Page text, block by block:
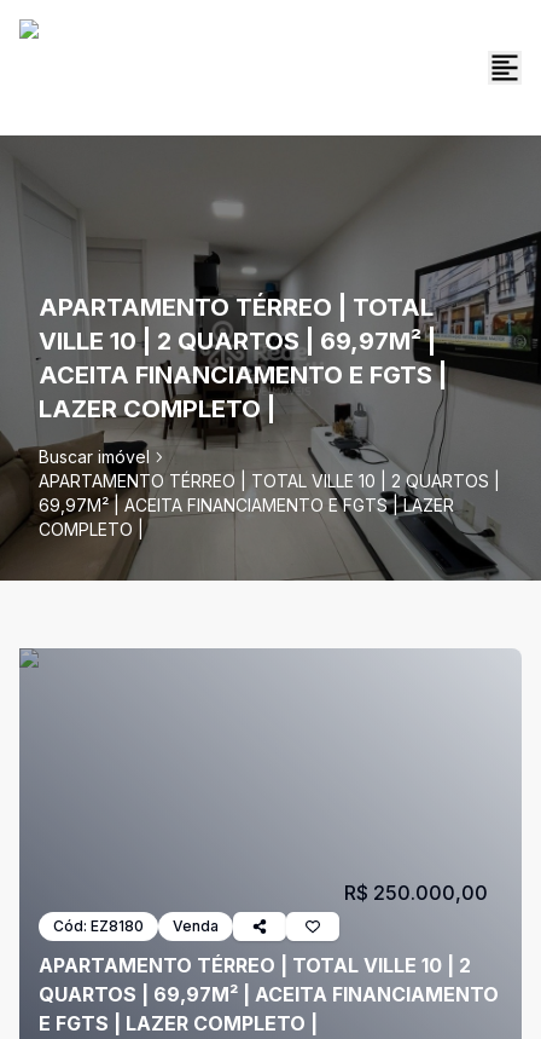
APARTAMENTO TÉRREO | TOTAL
VILLE 10 | 2 QUARTOS | 69,97M² |
ACEITA FINANCIAMENTO E FGTS |
LAZER COMPLETO |
Buscar imóvel
APARTAMENTO TÉRREO | TOTAL VILLE 10 | 2 QUARTOS |
69,97M² | ACEITA FINANCIAMENTO E FGTS | LAZER
COMPLETO |
Cód: EZ8180 Venda
APARTAMENTO TÉRREO | TOTAL VILLE 10 | 2
QUARTOS | 69,97M² | ACEITA FINANCIAMENTO
E FGTS | LAZER COMPLETO |
R$ 250.000,00